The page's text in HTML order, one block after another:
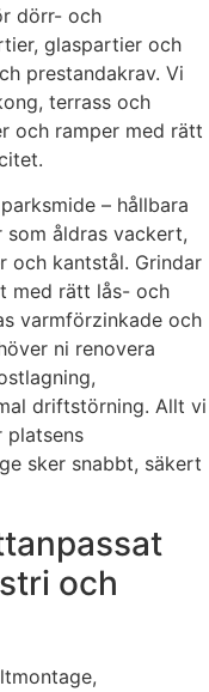
dörr- och
glaspartier och
prestandakrav. Vi
terrass och
och ramper med rätt
– hållbara
åldras vackert,
och kantstål. Grindar
med rätt lås- och
varmförzinkade och
ni renovera
driftstörning. Allt vi
platsens
sker snabbt, säkert
och